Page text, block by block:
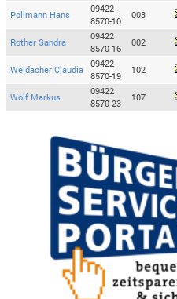
Pollmann Hans
09422
8570-10
003
Rother Sandra
09422
8570-16
002
Weidacher Claudia
09422
8570-19
102
Wolf Markus
09422
8570-23
107